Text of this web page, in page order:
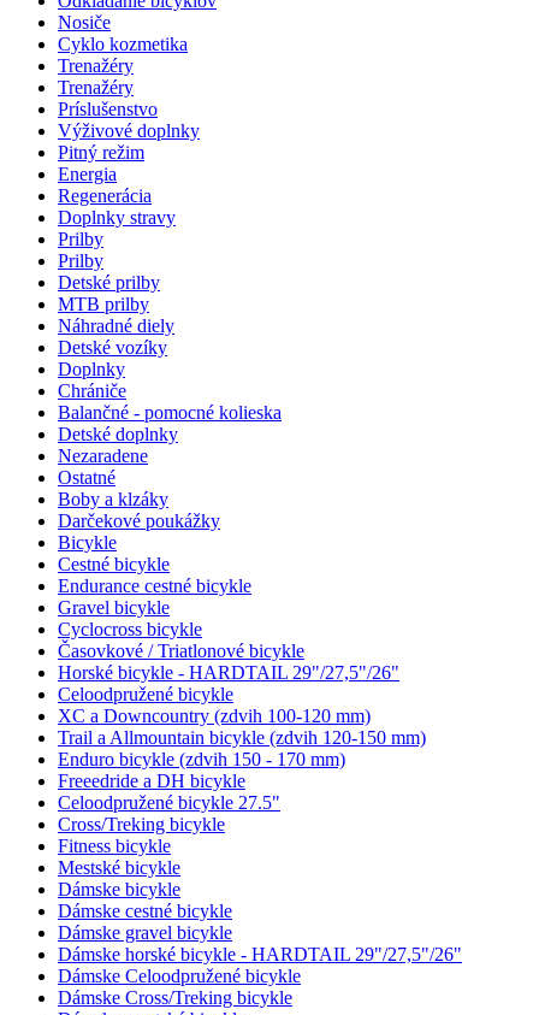
Nosiče
Cyklo kozmetika
Trenažéry
Trenažéry
Príslušenstvo
Výživové doplnky
Pitný režim
Energia
Regenerácia
Doplnky stravy
Prilby
Prilby
Detské prilby
MTB prilby
Náhradné diely
Detské vozíky
Doplnky
Chrániče
Balančné - pomocné kolieska
Detské doplnky
Nezaradene
Ostatné
Boby a klzáky
Darčekové poukážky
Bicykle
Cestné bicykle
Endurance cestné bicykle
Gravel bicykle
Cyclocross bicykle
Časovkové / Triatlonové bicykle
Horské bicykle - HARDTAIL 29"/27,5"/26"
Celoodpružené bicykle
XC a Downcountry (zdvih 100-120 mm)
Trail a Allmountain bicykle (zdvih 120-150 mm)
Enduro bicykle (zdvih 150 - 170 mm)
Freeedride a DH bicykle
Celoodpružené bicykle 27.5"
Cross/Treking bicykle
Fitness bicykle
Mestské bicykle
Dámske bicykle
Dámske cestné bicykle
Dámske gravel bicykle
Dámske horské bicykle - HARDTAIL 29"/27,5"/26"
Dámske Celoodpružené bicykle
Dámske Cross/Treking bicykle